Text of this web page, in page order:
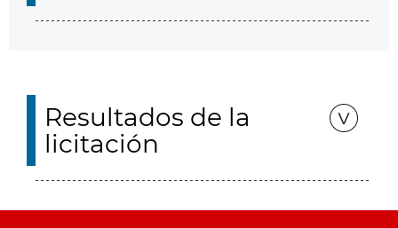
Resultados de la
licitación